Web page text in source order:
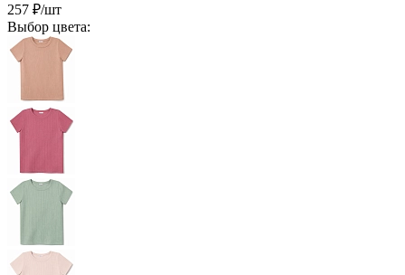
257 ₽/шт
Выбор цвета: